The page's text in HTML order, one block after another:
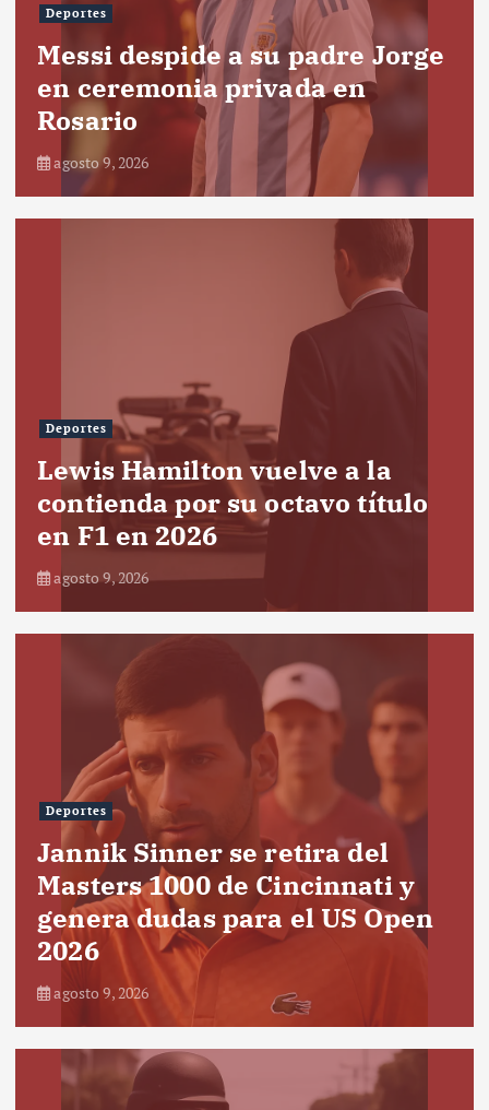
Deportes
Messi despide a su padre Jorge
en ceremonia privada en
Rosario
agosto 9, 2026
Deportes
Lewis Hamilton vuelve a la
contienda por su octavo título
en F1 en 2026
agosto 9, 2026
Deportes
Jannik Sinner se retira del
Masters 1000 de Cincinnati y
genera dudas para el US Open
2026
agosto 9, 2026